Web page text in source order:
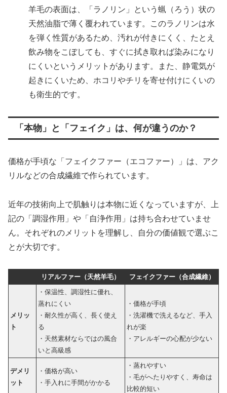
羊毛の表面は、「ラノリン」という蝋（ろう）状の
天然油脂で薄く覆われています。このラノリンは水
を弾く性質があるため、汚れが付きにくく、たとえ
飲み物をこぼしても、すぐに拭き取れば染みになり
にくいというメリットがあります。また、静電気が
起きにくいため、ホコリやチリを寄せ付けにくいの
も衛生的です。
「本物」と「フェイク」は、何が違うのか？
価格が手頃な「フェイクファー（エコファー）」は、アク
リルなどの合成繊維で作られています。
近年の技術向上で肌触りは本物に近くなっていますが、上
記の「調湿作用」や「自浄作用」は持ち合わせていませ
ん。それぞれのメリットを理解し、自分の価値観で選ぶこ
とが大切です。
リアルファー（天然羊毛） フェイクファー（合成繊維）
メリッ
ト
・保温性、調湿性に優れ、
蒸れにくい
・耐久性が高く、長く使え
る
・天然素材ならではの風合
いと高級感
・価格が手頃
・洗濯機で洗えるなど、手入
れが楽
・アレルギーの心配が少ない
デメリ
ット
・価格が高い
・手入れに手間がかかる
・蒸れやすい
・毛がへたりやすく、寿命は
比較的短い